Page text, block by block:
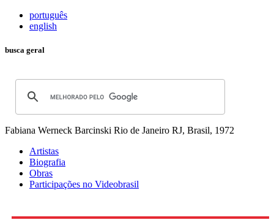
português
english
busca geral
Fabiana Werneck Barcinski Rio de Janeiro RJ, Brasil, 1972
Artistas
Biografia
Obras
Participações no Videobrasil